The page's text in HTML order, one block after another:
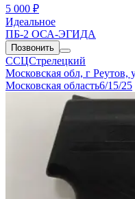
5 000 ₽
Идеальное
ПБ-2 ОСА-ЭГИДА
Позвонить
ССЦСтрелецкий
Московская обл, г
Московская область6/15/25